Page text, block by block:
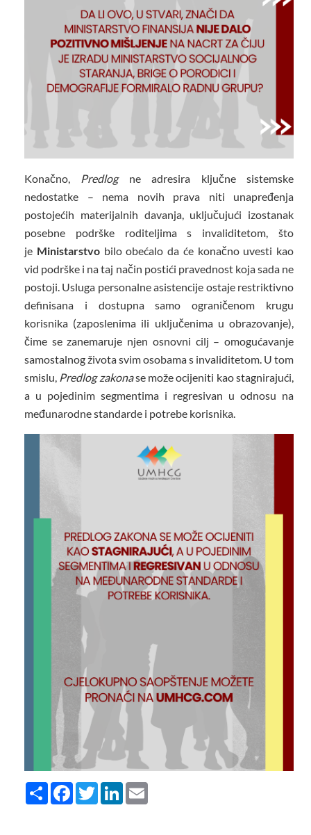
Konačno, Predlog ne adresira ključne sistemske
nedostatke – nema novih prava niti unapređenja
postojećih materijalnih davanja, uključujući izostanak
posebne podrške roditeljima s invaliditetom, što
je Ministarstvobilo obećalo da će konačno uvesti kao
vid podrške i na taj način postići pravednost koja sada ne
postoji. Usluga personalne asistencije ostaje restriktivno
definisana i dostupna samo ograničenom krugu
korisnika (zaposlenima ili uključenima u obrazovanje),
čime se zanemaruje njen osnovni cilj – omogućavanje
samostalnog života svim osobama s invaliditetom. U tom
smislu, Predlog zakonase može ocijeniti kao stagnirajući,
a u pojedinim segmentima i regresivan u odnosu na
međunarodne standarde i potrebe korisnika.
Share FacebookTwitterLinkedIn